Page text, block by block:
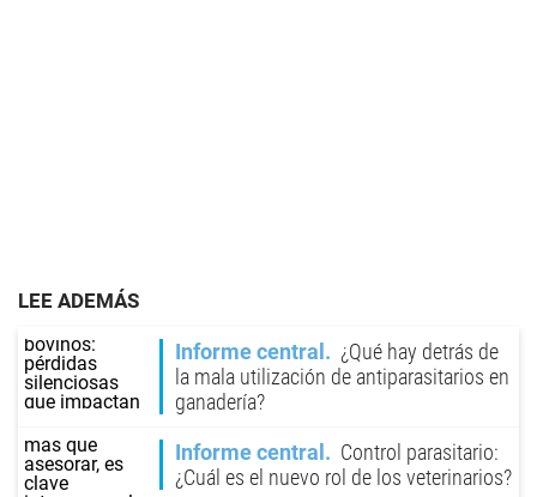
LEE ADEMÁS
Informe central
¿Qué hay detrás de
la mala utilización de antiparasitarios en
ganadería?
Informe central
Control parasitario:
¿Cuál es el nuevo rol de los veterinarios?